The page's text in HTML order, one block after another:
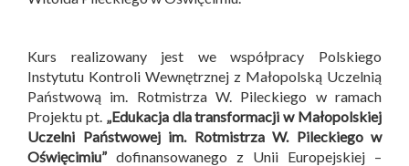
Kurs realizowany jest we współpracy Polskiego
Instytutu Kontroli Wewnętrznej z Małopolską Uczelnią
Państwową im. Rotmistrza W. Pileckiego w ramach
Projektu pt. „Edukacja dla transformacji w Małopolskiej
Uczelni Państwowej im. Rotmistrza W. Pileckiego w
Oświęcimiu”dofinansowanego z Unii Europejskiej –